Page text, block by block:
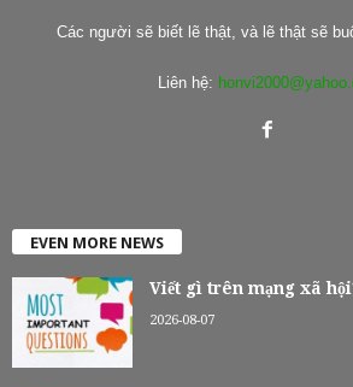
Các người sẽ biết lẽ thật, và lẽ thật sẽ
Liên hệ:
EVEN MORE NEWS
Viết gì trên mạng xã
2026-08-07